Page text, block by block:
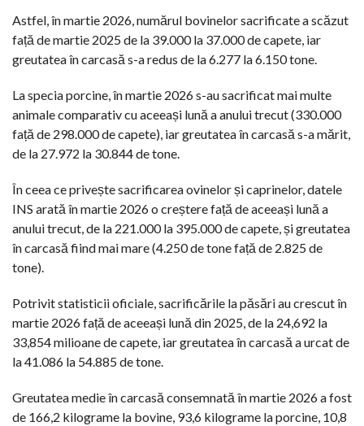
Astfel, în martie 2026, numărul bovinelor sacrificate a scăzut
față de martie 2025 de la 39.000 la 37.000 de capete, iar
greutatea în carcasă s-a redus de la 6.277 la 6.150 tone.
La specia porcine, în martie 2026 s-au sacrificat mai multe
animale comparativ cu aceeași lună a anului trecut (330.000
față de 298.000 de capete), iar greutatea în carcasă s-a mărit,
de la 27.972 la 30.844 de tone.
În ceea ce privește sacrificarea ovinelor și caprinelor, datele
INS arată în martie 2026 o creștere față de aceeași lună a
anului trecut, de la 221.000 la 395.000 de capete, și greutatea
în carcasă fiind mai mare (4.250 de tone față de 2.825 de
tone).
Potrivit statisticii oficiale, sacrificările la păsări au crescut în
martie 2026 față de aceeași lună din 2025, de la 24,692 la
33,854 milioane de capete, iar greutatea în carcasă a urcat de
la 41.086 la 54.885 de tone.
Greutatea medie în carcasă consemnată în martie 2026 a fost
de 166,2 kilograme la bovine, 93,6 kilograme la porcine, 10,8